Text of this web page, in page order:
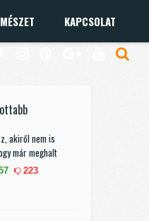
KAPCSOLAT
akiről nem is
már meghalt
223